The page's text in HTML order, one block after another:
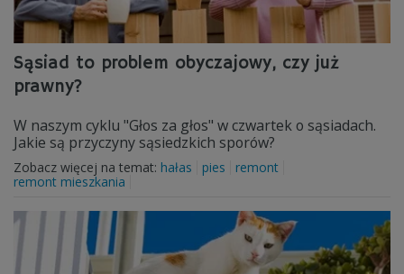
Sąsiad to problem obyczajowy, czy już
prawny?
W naszym cyklu "Głos za głos" w czwartek o sąsiadach.
Jakie są przyczyny sąsiedzkich sporów?
Zobacz więcej na temat: hałas pies
remont
remont mieszkania